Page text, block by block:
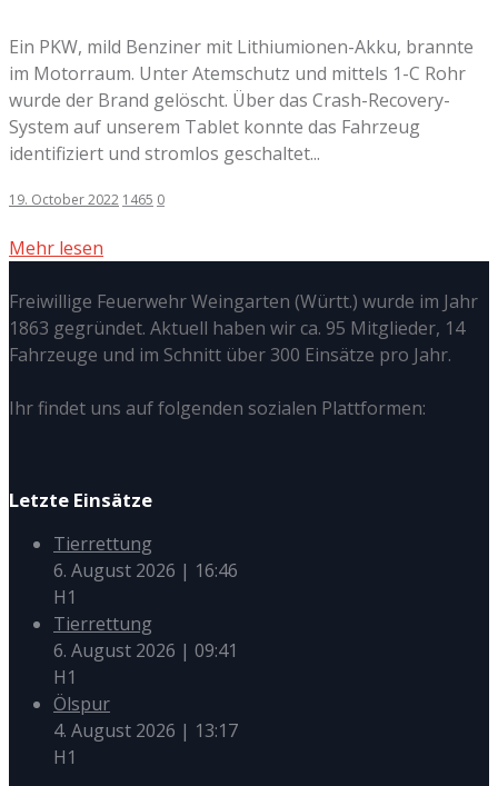
Ein PKW, mild Benziner mit Lithiumionen-Akku, brannte
im Motorraum. Unter Atemschutz und mittels 1-C Rohr
wurde der Brand gelöscht. Über das Crash-Recovery-
System auf unserem Tablet konnte das Fahrzeug
identifiziert und stromlos geschaltet...
19. October 2022 1465 0
Mehr lesen
Freiwillige Feuerwehr Weingarten (Württ.) wurde im Jahr
1863 gegründet. Aktuell haben wir ca. 95 Mitglieder, 14
Fahrzeuge und im Schnitt über 300 Einsätze pro Jahr.
Ihr findet uns auf folgenden sozialen Plattformen:
Letzte Einsätze
Tierrettung
6. August 2026 | 16:46
H1
Tierrettung
6. August 2026 | 09:41
H1
Ölspur
4. August 2026 | 13:17
H1